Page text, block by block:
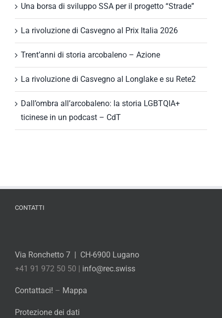
Una borsa di sviluppo SSA per il progetto “Strade”
La rivoluzione di Casvegno al Prix Italia 2026
Trent’anni di storia arcobaleno – Azione
La rivoluzione di Casvegno al Longlake e su Rete2
Dall’ombra all’arcobaleno: la storia LGBTQIA+
ticinese in un podcast – CdT
CONTATTI
Via Ronchetto 7 | CH-6900 Lugano
+41 91 972 50 50 | info@rec.swiss
Contattaci! – Mappa
Protezione dei dati